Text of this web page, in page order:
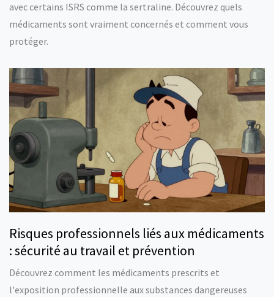
avec certains ISRS comme la sertraline. Découvrez quels
médicaments sont vraiment concernés et comment vous
protéger.
Risques professionnels liés aux médicaments
: sécurité au travail et prévention
Découvrez comment les médicaments prescrits et
l'exposition professionnelle aux substances dangereuses